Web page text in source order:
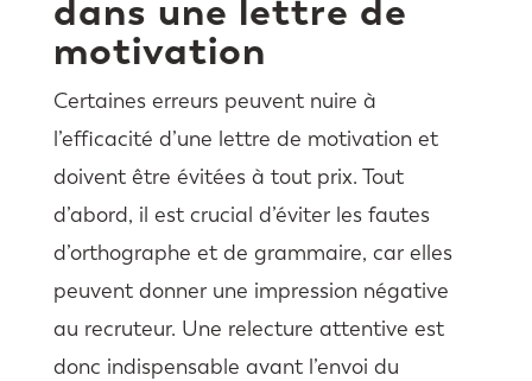
dans une lettre de
motivation
Certaines erreurs peuvent nuire à
l’efficacité d’une lettre de motivation et
doivent être évitées à tout prix. Tout
d’abord, il est crucial d’éviter les fautes
d’orthographe et de grammaire, car elles
peuvent donner une impression négative
au recruteur. Une relecture attentive est
donc indispensable avant l’envoi du